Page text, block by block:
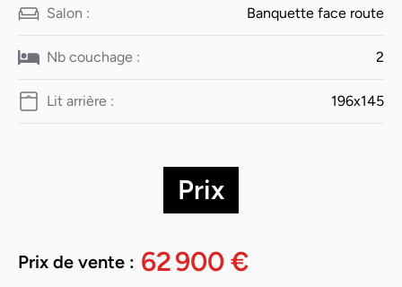
Salon : Banquette face route
Nb couchage : 2
Lit arrière : 196x145
Prix
Prix de vente : 62 900 €